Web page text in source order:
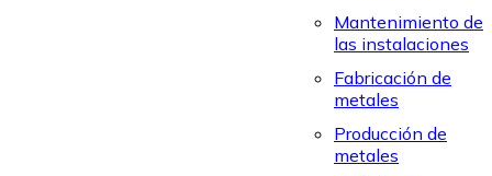
Mantenimiento de
las instalaciones
Fabricación de
metales
Producción de
metales